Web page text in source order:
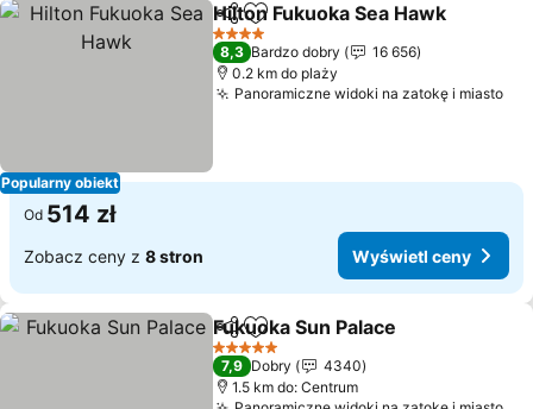
Popularny obiekt
Udostępnij
Dodaj do ulubionych
Hilton Fukuoka Sea Hawk
4 Kategoria
8,3 Bardzo dobry
16 656
0.2 km do plaży
Panoramiczne widoki na zatokę i miasto
Od 514 zł
Zobacz ceny z 8 stron Wyświetl ceny
Udostępnij
Dodaj do ulubionych
Fukuoka Sun Palace
5 Kategoria
7,9 Dobry
4340
1.5 km do: Centrum